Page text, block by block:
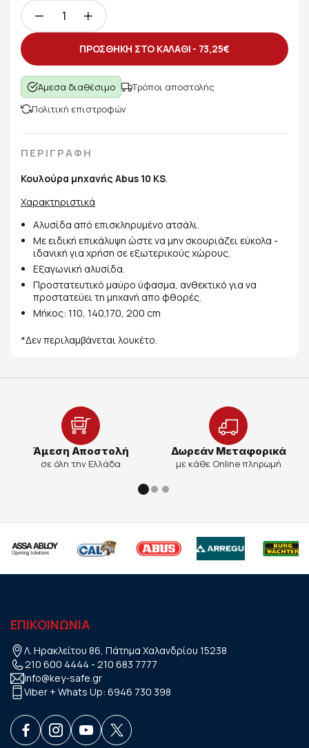
ΠΡΟΣΘΗΚΗ ΣΤΟ ΚΑΛΑΘΙ - 73,25€
Άμεσα διαθέσιμο
Τρόποι αποστολής
Πολιτική επιστροφών
ΠΕΡΙΓΡΑΦΗ
Κουλούρα μηχανής Abus 10 KS.
Χαρακτηριστικά
Αλυσίδα από επισκληρυμένο ατσάλι.
Με ειδική επικάλυψη ώστε να μην σκουριάζει εύκολα -
ιδανική για χρήση σε εξωτερικούς χώρους.
Εξαγωνική αλυσίδα.
Προστατευτικό μαύρο ύφασμα, ανθεκτικό για να
προστατεύει τη μηχανή απο φθορές.
Μήκος: 110, 140,170, 200 cm
*Δεν περιλαμβάνεται λουκέτο.
Άμεση Αποστολή
σε όλη την Ελλάδα
Δωρεάν Μεταφορικά
με κάθε Online πληρωμή
ΕΠΙΚΟΙΝΩΝΙΑ
Λ. Ηρακλείτου 86, Πάτημα Χαλανδρίου 15238
210 600 4444 - 210 683 7777
info@key-safe.gr
Viber + Whats Up: 6946 730 398